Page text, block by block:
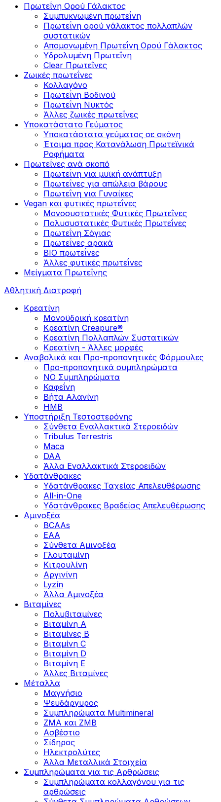
Πρωτεΐνη Ορού Γάλακτος
Συμπυκνωμένη πρωτεΐνη
Πρωτεΐνη ορού γάλακτος πολλαπλών
συστατικών
Απομονωμένη Πρωτεΐνη Ορού Γάλακτος
Υδρολυμένη Πρωτεΐνη
Clear Πρωτεΐνες
Ζωικές πρωτεΐνες
Κολλαγόνο
Πρωτεΐνη Βοδινού
Πρωτεΐνη Νυκτός
Άλλες ζωικές πρωτεΐνες
Υποκατάστατο Γεύματος
Υποκατάστατα γεύματος σε σκόνη
Έτοιμα προς Κατανάλωση Πρωτεϊνικά
Ροφήματα
Πρωτεΐνες ανά σκοπό
Πρωτεΐνη για μυϊκή ανάπτυξη
Πρωτεΐνες για απώλεια βάρους
Πρωτεΐνη για Γυναίκες
Vegan και φυτικές πρωτεΐνες
Μονοσυστατικές Φυτικές Πρωτεΐνες
Πολυσυστατικές Φυτικές Πρωτεΐνες
Πρωτεΐνη Σόγιας
Πρωτεΐνες αρακά
ΒIO πρωτεΐνες
Άλλες φυτικές πρωτεΐνες
Μείγματα Πρωτεΐνης
Αθλητική Διατροφή
Κρεατίνη
Μονοϋδρική κρεατίνη
Κρεατίνη Creapure®
Κρεατίνη Πολλαπλών Συστατικών
Κρεατίνη - Άλλες μορφές
Αναβολικά και Προ-προπονητικές Φόρμουλες
Προ-προπονητικά συμπληρώματα
ΝΟ Συμπληρώματα
Καφεΐνη
Βήτα Αλανίνη
HMB
Υποστήριξη Τεστοστερόνης
Σύνθετα Εναλλακτικά Στεροειδών
Tribulus Terrestris
Maca
DAA
Άλλα Εναλλακτικά Στεροειδών
Υδατάνθρακες
Υδατάνθρακες Ταχείας Απελευθέρωσης
All-in-One
Υδατάνθρακες Βραδείας Απελευθέρωσης
Αμινοξέα
BCAAs
EAA
Σύνθετα Αμινοξέα
Γλουταμίνη
Κιτρουλίνη
Αργινίνη
Lyzín
Άλλα Αμινοξέα
Βιταμίνες
Πολυβιταμίνες
Βιταμίνη Α
Βιταμίνες Β
Βιταμίνη C
Βιταμίνη D
Βιταμίνη Ε
Άλλες Βιταμίνες
Μέταλλα
Μαγνήσιο
Ψευδάργυρος
Συμπληρώματα Multimineral
ZMA και ZMB
Ασβέστιο
Σίδηρος
Ηλεκτρολύτες
Άλλα Mεταλλικά Στοιχεία
Συμπληρώματα για τις Αρθρώσεις
Συμπληρώματα κολλαγόνου για τις
αρθρώσεις